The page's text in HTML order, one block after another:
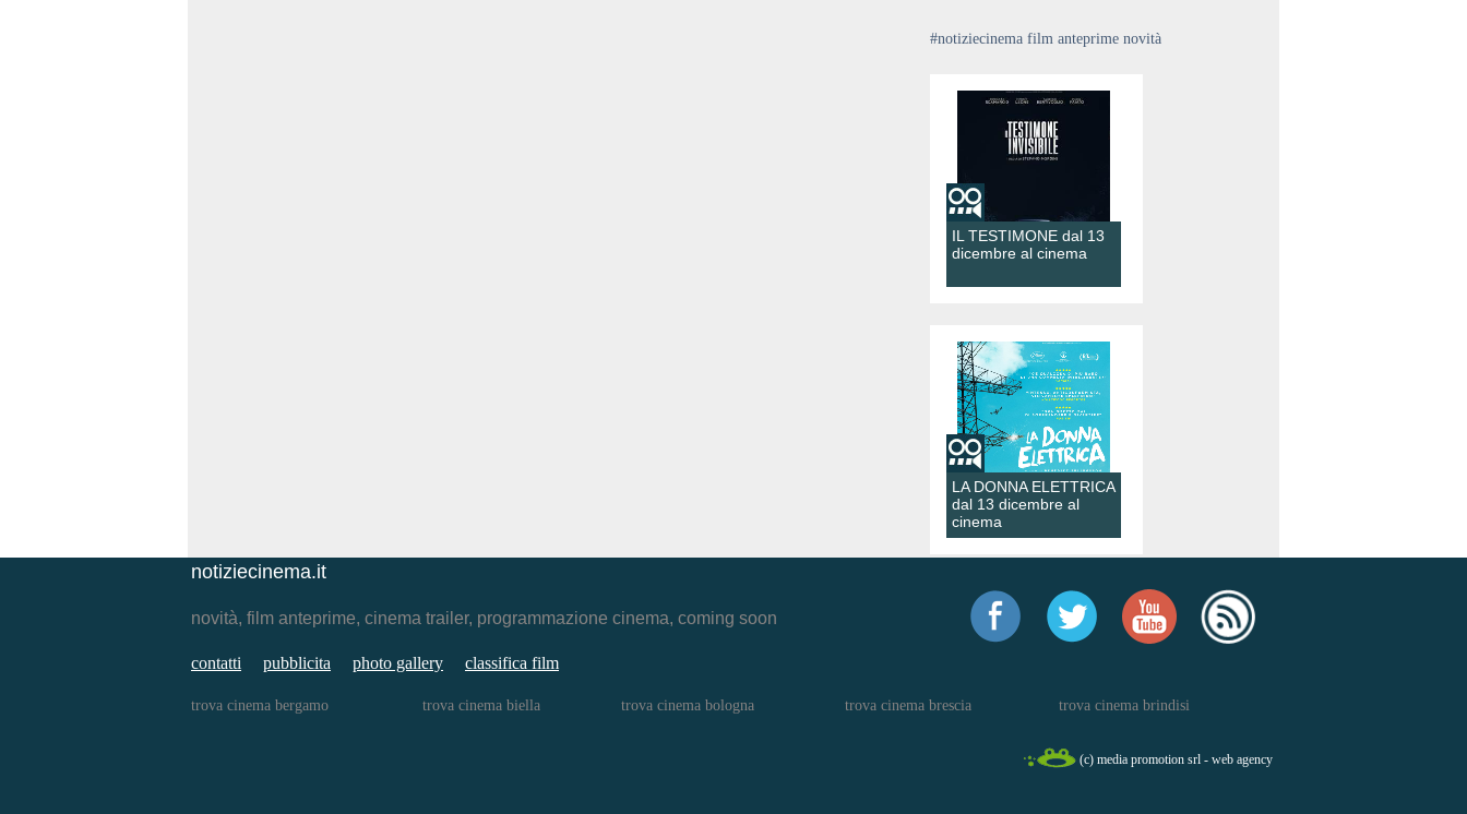
#notiziecinema film anteprime novità
IL TESTIMONE dal 13
dicembre al cinema
LA DONNA ELETTRICA
dal 13 dicembre al
cinema
notiziecinema.it
novità, film anteprime, cinema trailer, programmazione cinema, coming soon
contatti pubblicita photo gallery classifica film
trova cinema bergamo trova cinema biella trova cinema bologna trova cinema brescia trova cinema brindisi
(c) media promotion srl - web agency